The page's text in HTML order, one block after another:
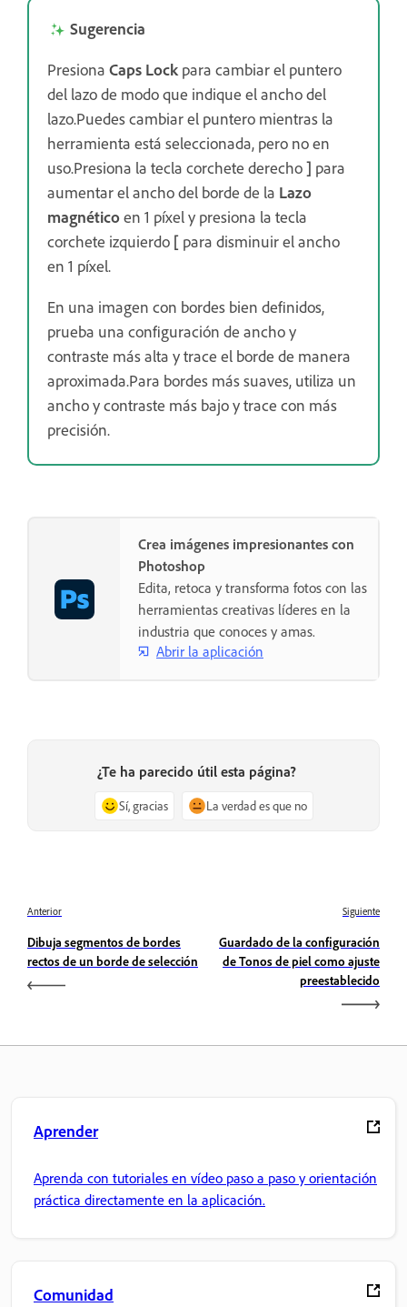
Sugerencia
Presiona Caps Lockpara cambiar el puntero
del lazo de modo que indique el ancho del
lazo.Puedes cambiar el puntero mientras la
herramienta está seleccionada, pero no en
uso.Presiona la tecla corchete derecho] para
aumentar el ancho del borde de la Lazo
magnéticoen 1 píxel y presiona la tecla
corchete izquierdo [ para disminuir el ancho
en 1 píxel.
En una imagen con bordes bien definidos,
prueba una configuración de ancho y
contraste más alta y trace el borde de manera
aproximada.Para bordes más suaves, utiliza un
ancho y contraste más bajo y trace con más
precisión.
Crea imágenes impresionantes con
Photoshop
Edita, retoca y transforma fotos con las
herramientas creativas líderes en la
industria que conoces y amas.
Abrir la aplicación
¿Te ha parecido útil esta página?
Sí, gracias La verdad es que no
Anterior
Dibuja segmentos de bordes
rectos de un borde de selección
Siguiente
Guardado de la configuración
de Tonos de piel como ajuste
preestablecido
Aprender
Aprenda con tutoriales en vídeo paso a paso y orientación
práctica directamente en la aplicación.
Comunidad